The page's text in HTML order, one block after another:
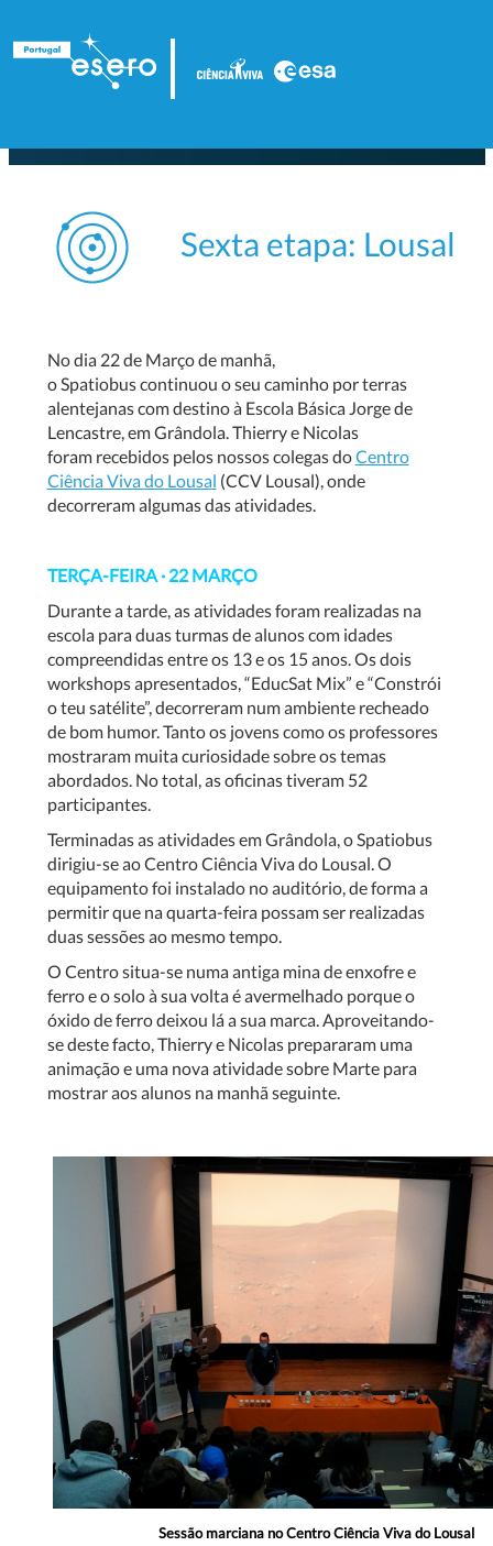
Sexta etapa: Lousal
No dia 22 de Março de manhã,
o Spatiobus continuou o seu caminho por terras
alentejanas com destino à Escola Básica Jorge de
Lencastre, em Grândola. Thierry e Nicolas
foram recebidos pelos nossos colegas doCentro
Ciência Viva do Lousal (CCV Lousal), onde
decorreram algumas das atividades.
TERÇA-FEIRA · 22 MARÇO
Durante a tarde, as atividades foram realizadas na
escola para duas turmas de alunos com idades
compreendidas entre os 13 e os 15 anos. Os dois
workshops apresentados, “EducSat Mix” e “Constrói
o teu satélite”, decorreram num ambiente recheado
de bom humor. Tanto os jovens como os professores
mostraram muita curiosidade sobre os temas
abordados. No total, as oficinas tiveram 52
participantes.
Terminadas as atividades em Grândola, o Spatiobus
dirigiu-se ao Centro Ciência Viva do Lousal. O
equipamento foi instalado no auditório, de forma a
permitir que na quarta-feira possam ser realizadas
duas sessões ao mesmo tempo.
O Centro situa-se numa antiga mina de enxofre e
ferro e o solo à sua volta é avermelhado porque o
óxido de ferro deixou lá a sua marca. Aproveitando-
se deste facto, Thierry e Nicolas prepararam uma
animação e uma nova atividade sobre Marte para
mostrar aos alunos na manhã seguinte.
Sessão marciana no Centro Ciência Viva do Lousal